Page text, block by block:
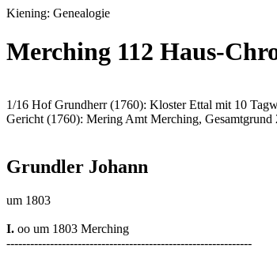
Kiening: Genealogie
Merching 112 Haus-
1/16 Hof Grundherr (1760): Kloster Ettal mit 10
Gericht (1760): Mering Amt Merching, Gesamtgrund
Grundler Johann
um 1803
I. oo um 1803 Merching
--------------------------------------------------------------